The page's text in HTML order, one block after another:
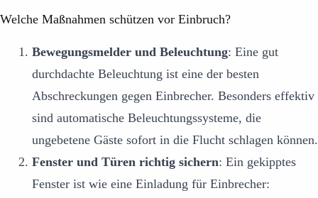
Welche Maßnahmen schützen vor Einbruch?
Bewegungsmelder und Beleuchtung: Eine gut
durchdachte Beleuchtung ist eine der besten
Abschreckungen gegen Einbrecher. Besonders effektiv
sind automatische Beleuchtungssysteme, die
ungebetene Gäste sofort in die Flucht schlagen können.
Fenster und Türen richtig sichern: Ein gekipptes
Fenster ist wie eine Einladung für Einbrecher: